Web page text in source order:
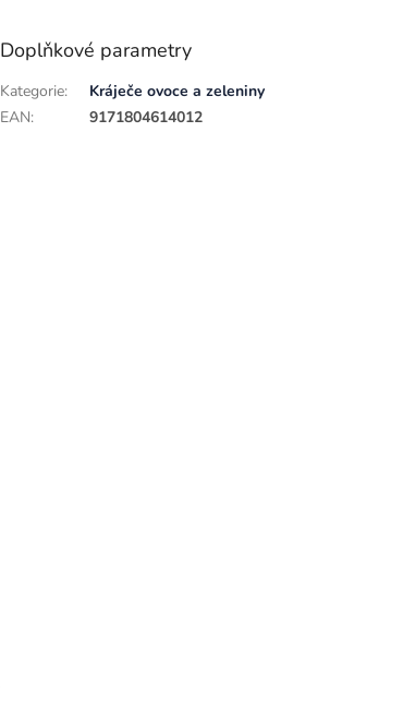
Doplňkové parametry
Kategorie:
Kráječe ovoce a zeleniny
EAN: 9171804614012